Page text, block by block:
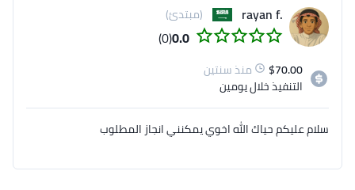
.rayan f (مبتدئ)
0.0
(0)
$70.00
منذ سنتين
التنفيذخلال يومين
سلام عليكم حياك الله اخوي يمكنني انجاز المطلوب